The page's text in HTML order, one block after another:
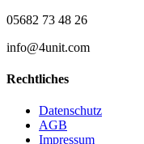
05682 73 48 26
info@4unit.com
Rechtliches
Datenschutz
AGB
Impressum